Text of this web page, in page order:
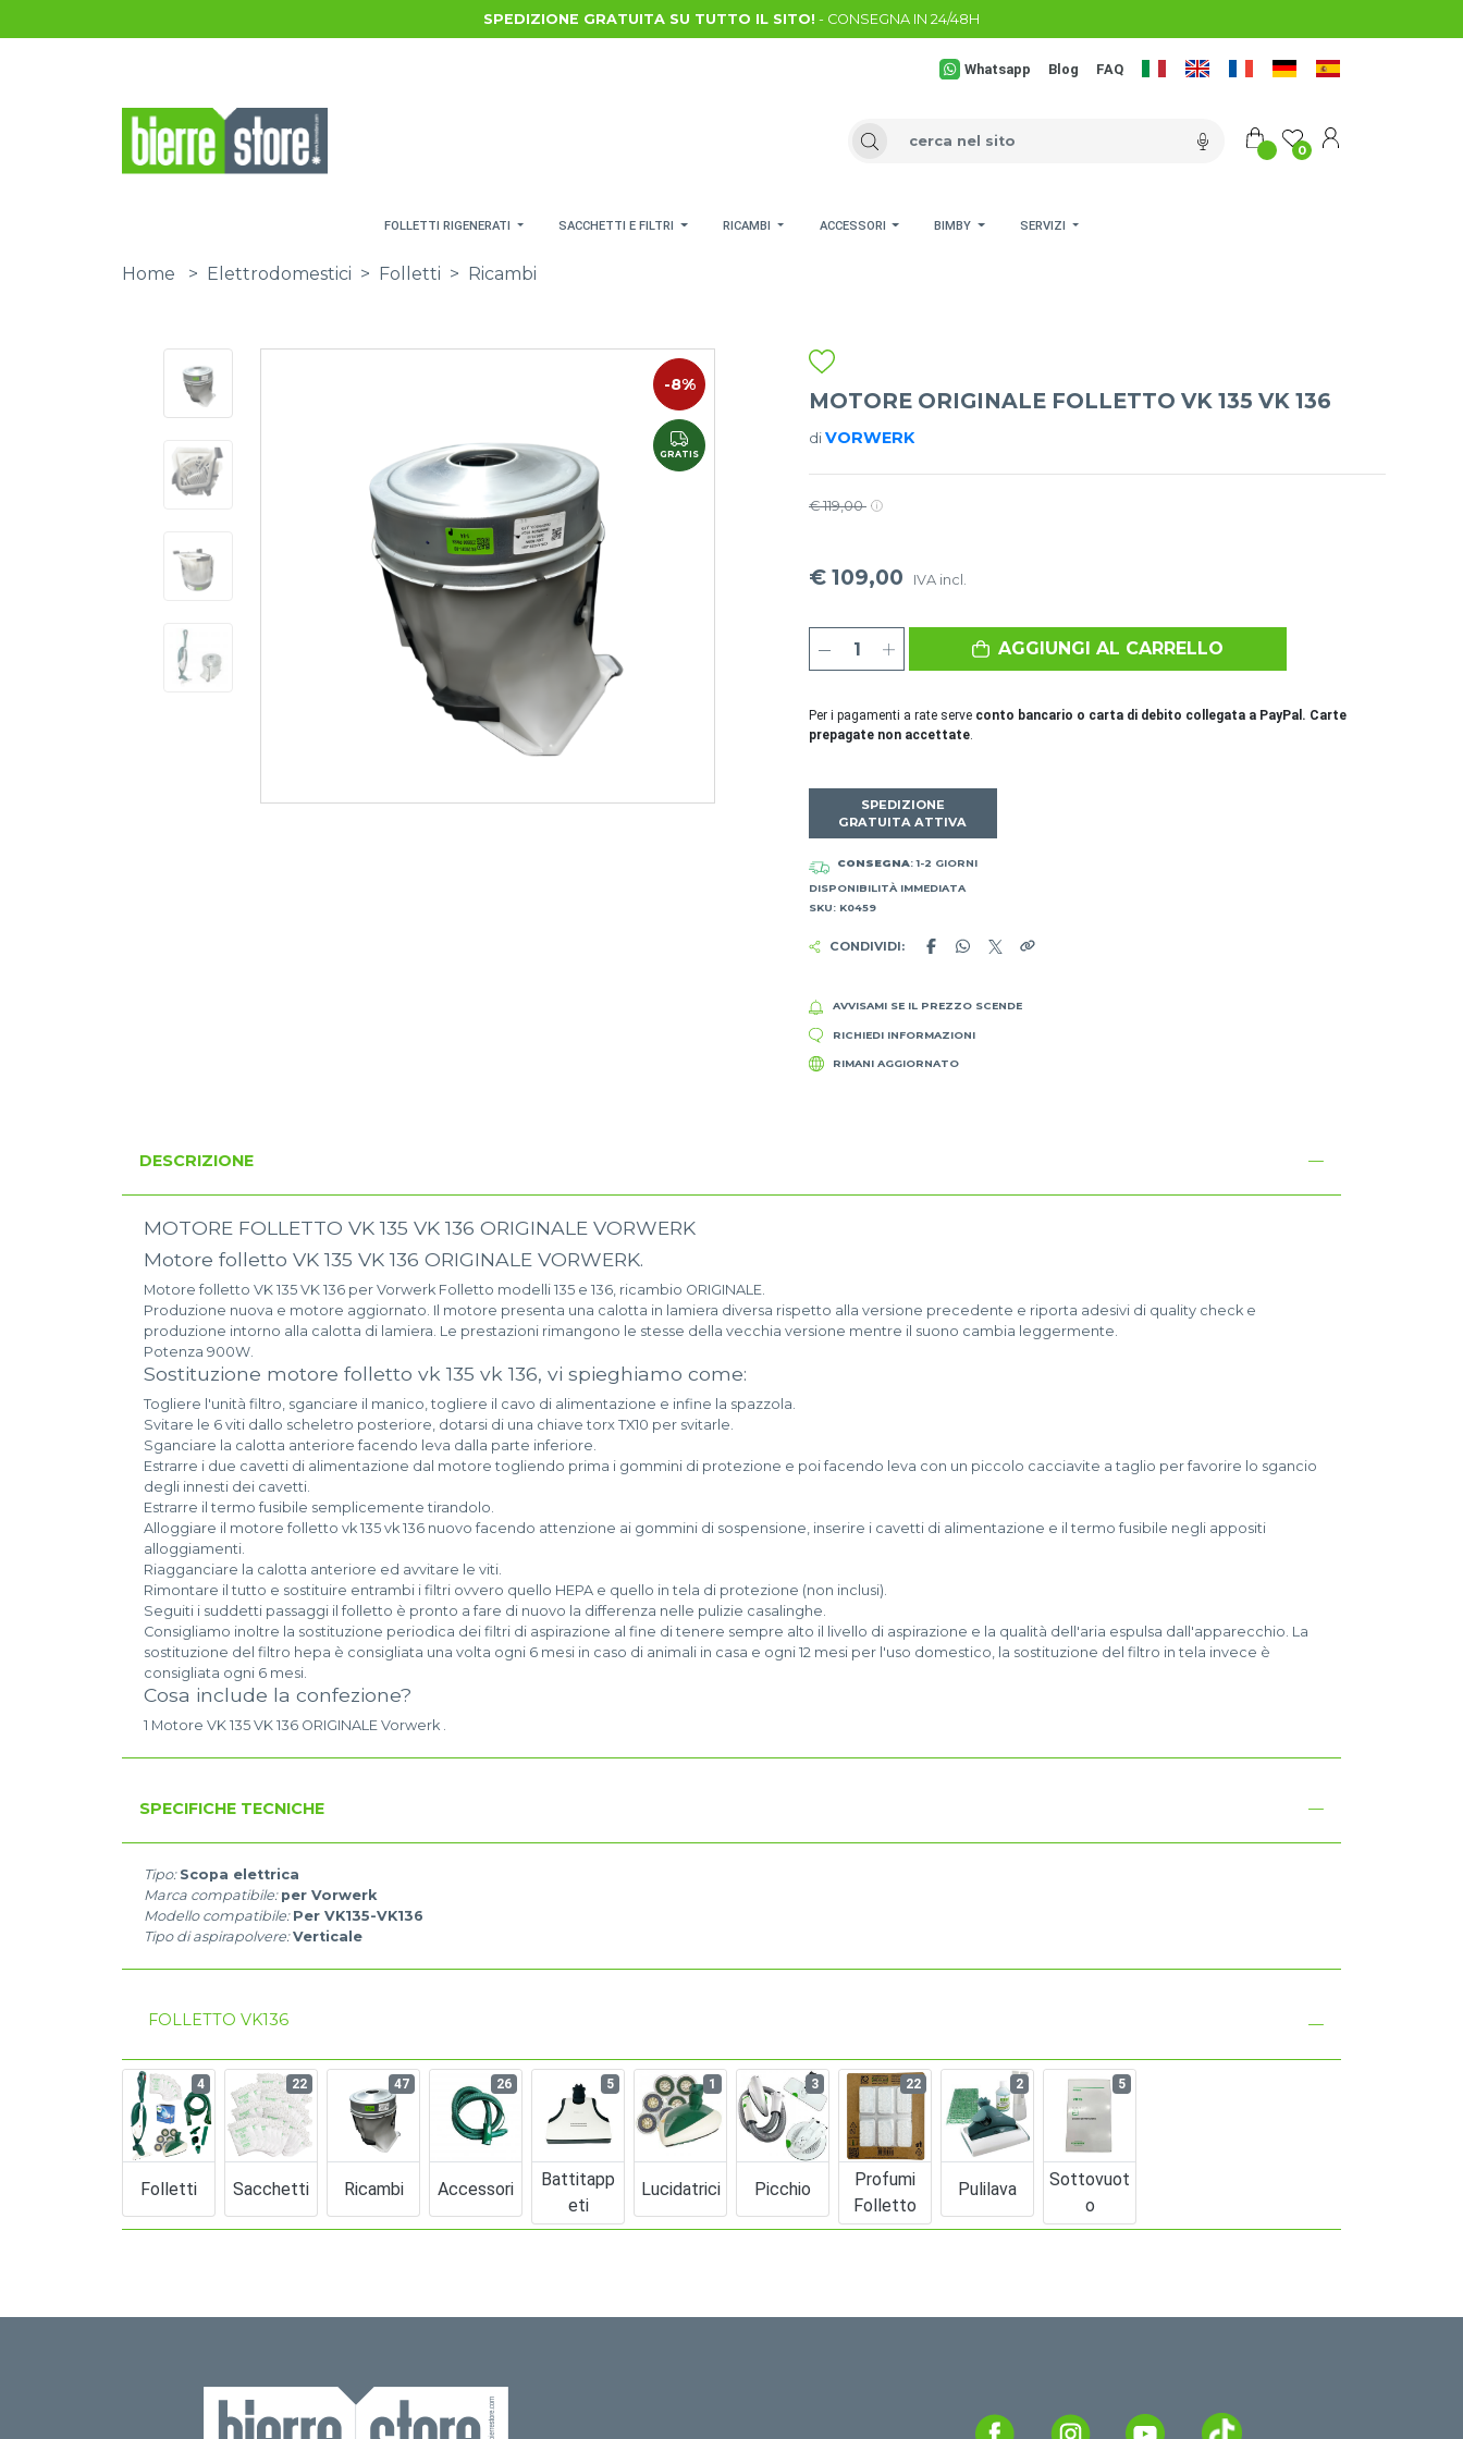
SPEDIZIONE GRATUITA SU TUTTO IL SITO! - CONSEGNA IN 24/48H
Whatsapp Blog FAQ
0
FOLLETTI RIGENERATI SACCHETTI E FILTRI RICAMBI ACCESSORI BIMBY SERVIZI
Home > Elettrodomestici > Folletti > Ricambi
-8%
GRATIS
MOTORE ORIGINALE FOLLETTO VK 135 VK 136
di VORWERK
€ 119,00
€ 109,00 IVA incl.
AGGIUNGI AL CARRELLO
Per i pagamenti a rate serve conto bancario o carta di debito collegata a PayPal. Carte
prepagate non accettate.
SPEDIZIONE
GRATUITA ATTIVA
CONSEGNA: 1-2 GIORNI
DISPONIBILITÀ IMMEDIATA
SKU: K0459
CONDIVIDI:
AVVISAMI SE IL PREZZO SCENDE
RICHIEDI INFORMAZIONI
RIMANI AGGIORNATO
DESCRIZIONE
MOTORE FOLLETTO VK 135 VK 136 ORIGINALE VORWERK
Motore folletto VK 135 VK 136 ORIGINALE VORWERK.
Motore folletto VK 135 VK 136 per Vorwerk Folletto modelli 135 e 136, ricambio ORIGINALE.
Produzione nuova e motore aggiornato. Il motore presenta una calotta in lamiera diversa rispetto alla versione precedente e riporta adesivi di quality check e
produzione intorno alla calotta di lamiera. Le prestazioni rimangono le stesse della vecchia versione mentre il suono cambia leggermente.
Potenza 900W.
Sostituzione motore folletto vk 135 vk 136, vi spieghiamo come:
Togliere l'unità filtro, sganciare il manico, togliere il cavo di alimentazione e infine la spazzola.
Svitare le 6 viti dallo scheletro posteriore, dotarsi di una chiave torx TX10 per svitarle.
Sganciare la calotta anteriore facendo leva dalla parte inferiore.
Estrarre i due cavetti di alimentazione dal motore togliendo prima i gommini di protezione e poi facendo leva con un piccolo cacciavite a taglio per favorire lo sgancio
degli innesti dei cavetti.
Estrarre il termo fusibile semplicemente tirandolo.
Alloggiare il motore folletto vk 135 vk 136 nuovo facendo attenzione ai gommini di sospensione, inserire i cavetti di alimentazione e il termo fusibile negli appositi
alloggiamenti.
Riagganciare la calotta anteriore ed avvitare le viti.
Rimontare il tutto e sostituire entrambi i filtri ovvero quello HEPA e quello in tela di protezione (non inclusi).
Seguiti i suddetti passaggi il folletto è pronto a fare di nuovo la differenza nelle pulizie casalinghe.
Consigliamo inoltre la sostituzione periodica dei filtri di aspirazione al fine di tenere sempre alto il livello di aspirazione e la qualità dell'aria espulsa dall'apparecchio. La
sostituzione del filtro hepa è consigliata una volta ogni 6 mesi in caso di animali in casa e ogni 12 mesi per l'uso domestico, la sostituzione del filtro in tela invece è
consigliata ogni 6 mesi.
Cosa include la confezione?
1 Motore VK 135 VK 136 ORIGINALE Vorwerk .
SPECIFICHE TECNICHE
Tipo: Scopa elettrica
Marca compatibile: per Vorwerk
Modello compatibile: Per VK135-VK136
Tipo di aspirapolvere: Verticale
FOLLETTO VK136
Folletti
4
Sacchetti
22
Ricambi
47
Accessori
26
Battitapp
Eti
5
Lucidatrici
1
Picchio
3
Profumi
Folletto
22
Pulilava
2
Sottovuot
O
5